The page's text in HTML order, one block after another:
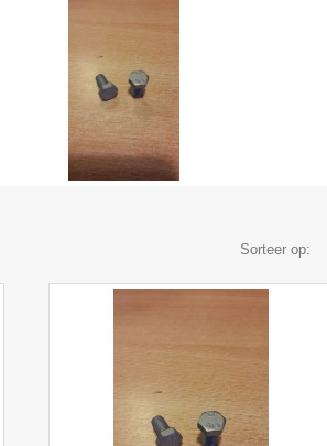
Sorteer op: